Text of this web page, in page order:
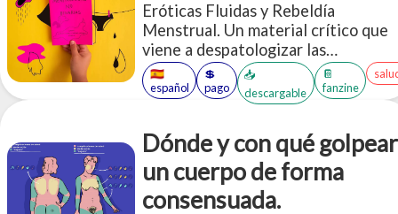
Eróticas Fluidas y Rebeldía
Menstrual. Un material crítico que
viene a despatologizar las
experiencias menstruantes,
destinado a quien quiera saber más
sobre este proceso, derribando
🇪🇸
español
💲
pago
📥
descargable
📔
fanzine
Dónde y con qué golpear
un cuerpo de forma
consensuada.